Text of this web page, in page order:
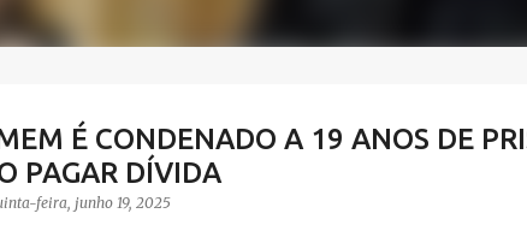
É CONDENADO A 19 ANOS DE
PAGAR DÍVIDA
feira, junho 19, 2025